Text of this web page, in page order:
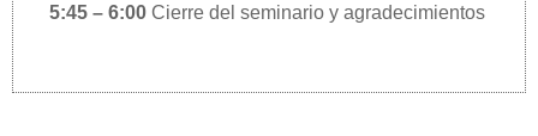
5:45 – 6:00 Cierre del seminario y agradecimientos